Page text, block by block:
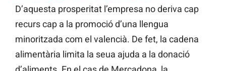
D’aquesta prosperitat l’empresa no deriva cap
recurs cap a la promoció d’una llengua
minoritzada com el valencià. De fet, la cadena
alimentària limita la seua ajuda a la donació